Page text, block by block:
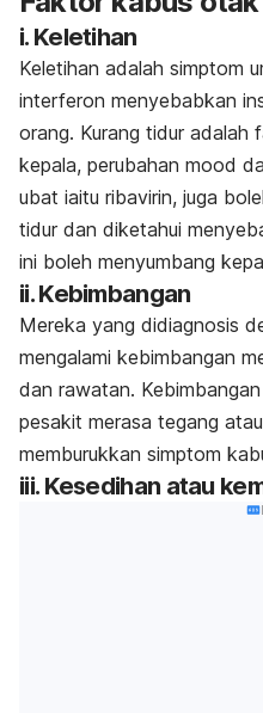
i. Keletihan
Keletihan adalah simptom
interferon menyebabkan
orang. Kurang tidur adalah
kepala, perubahan mood
ubat iaitu ribavirin, juga
tidur dan diketahui
ini boleh menyumbang
ii. Kebimbangan
Mereka yang didiagnosis
mengalami kebimbangan
dan rawatan.
pesakit merasa tegang
memburukkan simptom
iii. Kesedihan atau